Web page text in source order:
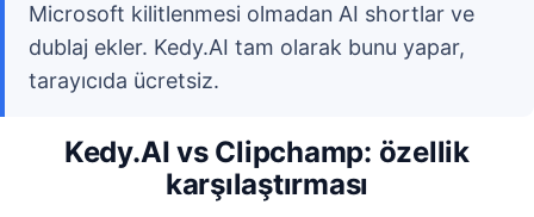
Microsoft kilitlenmesi olmadan AI shortlar ve
dublaj ekler. Kedy.AI tam olarak bunu yapar,
tarayıcıda ücretsiz.
Kedy.AI vs Clipchamp: özellik
karşılaştırması